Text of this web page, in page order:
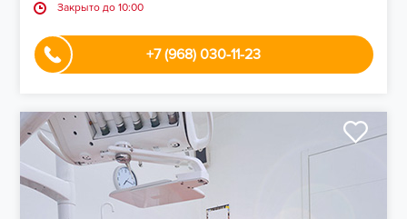
Закрыто до 10:00
+7 (968) 030-11-23